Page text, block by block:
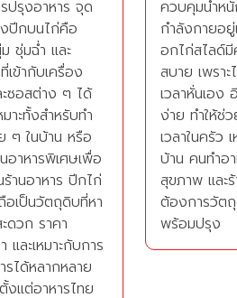
ปรุงอาหาร จุด
ปีกบนไก่คือ
ชุ่มฉ่ำ และ
เข้ากับเครื่อง
ซอสต่าง ๆ ได้
าะทั้งสำหรับทำ
ๆ ในบ้าน หรือ
อาหารพิเศษเพื่อ
ร้านอาหาร ปีกไก่
เป็นวัตถุดิบที่หา
ดวก ราคา
และเหมาะกับการ
รได้หลากหลาย
งแต่อาหารไทย
ควบคุมน้ำห
กำลังกายอยู่
อกไก่สไลด์มี
สบาย เพราะ
เวลาหั่นเอง
ง่าย ทำให้ช่
เวลาในครัว
บ้าน คนทำอ
สุขภาพ และ
ต้องการวัต
พร้อมปรุง